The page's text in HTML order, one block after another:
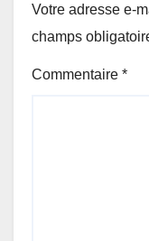
Votre adresse e-
champs
Commentaire *